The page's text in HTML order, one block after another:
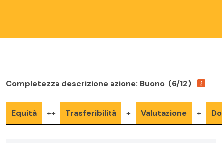
Completezza descrizione azione: Buono (6/12)
Equità ++ Trasferibilità + Valutazione +